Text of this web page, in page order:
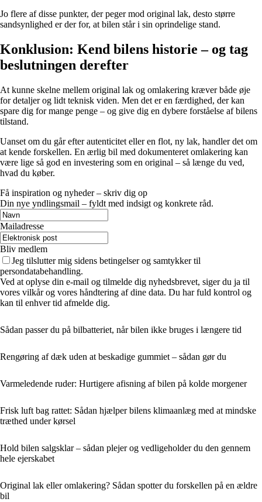
Jo flere af disse punkter, der peger mod original lak, desto større
sandsynlighed er der for, at bilen står i sin oprindelige stand.
Konklusion: Kend bilens historie – og tag
beslutningen derefter
At kunne skelne mellem original lak og omlakering kræver både øje
for detaljer og lidt teknisk viden. Men det er en færdighed, der kan
spare dig for mange penge – og give dig en dybere forståelse af bilens
tilstand.
Uanset om du går efter autenticitet eller en flot, ny lak, handler det om
at kende forskellen. En ærlig bil med dokumenteret omlakering kan
være lige så god en investering som en original – så længe du ved,
hvad du køber.
Få inspiration og nyheder – skriv dig op
Din nye yndlingsmail – fyldt med indsigt og konkrete råd.
Mailadresse
Bliv medlem
Jeg tilslutter mig sidens betingelser og samtykker til
persondatabehandling.
Ved at oplyse din e-mail og tilmelde dig nyhedsbrevet, siger du ja til
vores vilkår og vores håndtering af dine data. Du har fuld kontrol og
kan til enhver tid afmelde dig.
Sådan passer du på bilbatteriet, når bilen ikke bruges i længere tid
Rengøring af dæk uden at beskadige gummiet – sådan gør du
Varmeledende ruder: Hurtigere afisning af bilen på kolde morgener
Frisk luft bag rattet: Sådan hjælper bilens klimaanlæg med at mindske
træthed under kørsel
Hold bilen salgsklar – sådan plejer og vedligeholder du den gennem
hele ejerskabet
Original lak eller omlakering? Sådan spotter du forskellen på en ældre
bil